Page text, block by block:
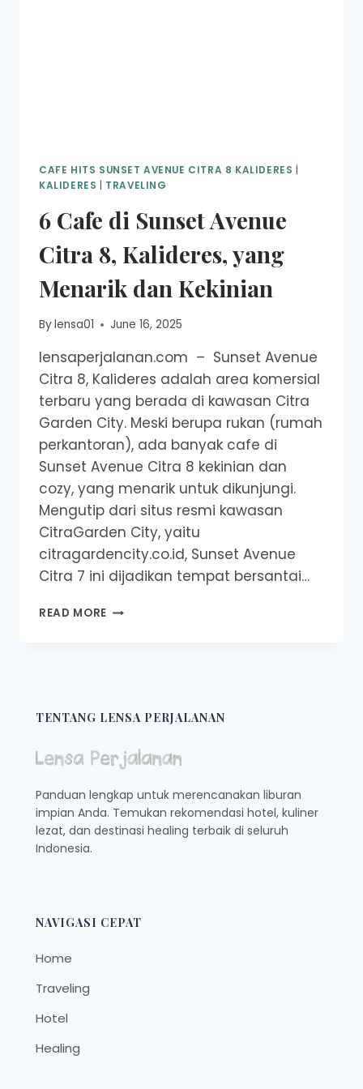
CAFE HITS SUNSET AVENUE CITRA 8 KALIDERES
KALIDERES
TRAVELING
6 Cafe di Sunset Avenue
Citra 8, Kalideres, yang
Menarik dan Kekinian
Bylensa01 June 16, 2025
lensaperjalanan.com – Sunset Avenue
Citra 8, Kalideres adalah area komersial
terbaru yang berada di kawasan Citra
Garden City. Meski berupa rukan (rumah
perkantoran), ada banyak cafe di
Sunset Avenue Citra 8 kekinian dan
cozy, yang menarik untuk dikunjungi.
Mengutip dari situs resmi kawasan
CitraGarden City, yaitu
citragardencity.co.id, Sunset Avenue
Citra 7 ini dijadikan tempat bersantai…
READ MORE 6
8,
KALIDERES,
YANG
MENARIK
KEKINIAN
TENTANG LENSA PERJALANAN
Panduan lengkap untuk merencanakan liburan
impian Anda. Temukan rekomendasi hotel, kuliner
lezat, dan destinasi healing terbaik di seluruh
Indonesia.
NAVIGASI CEPAT
Home
Traveling
Hotel
Healing